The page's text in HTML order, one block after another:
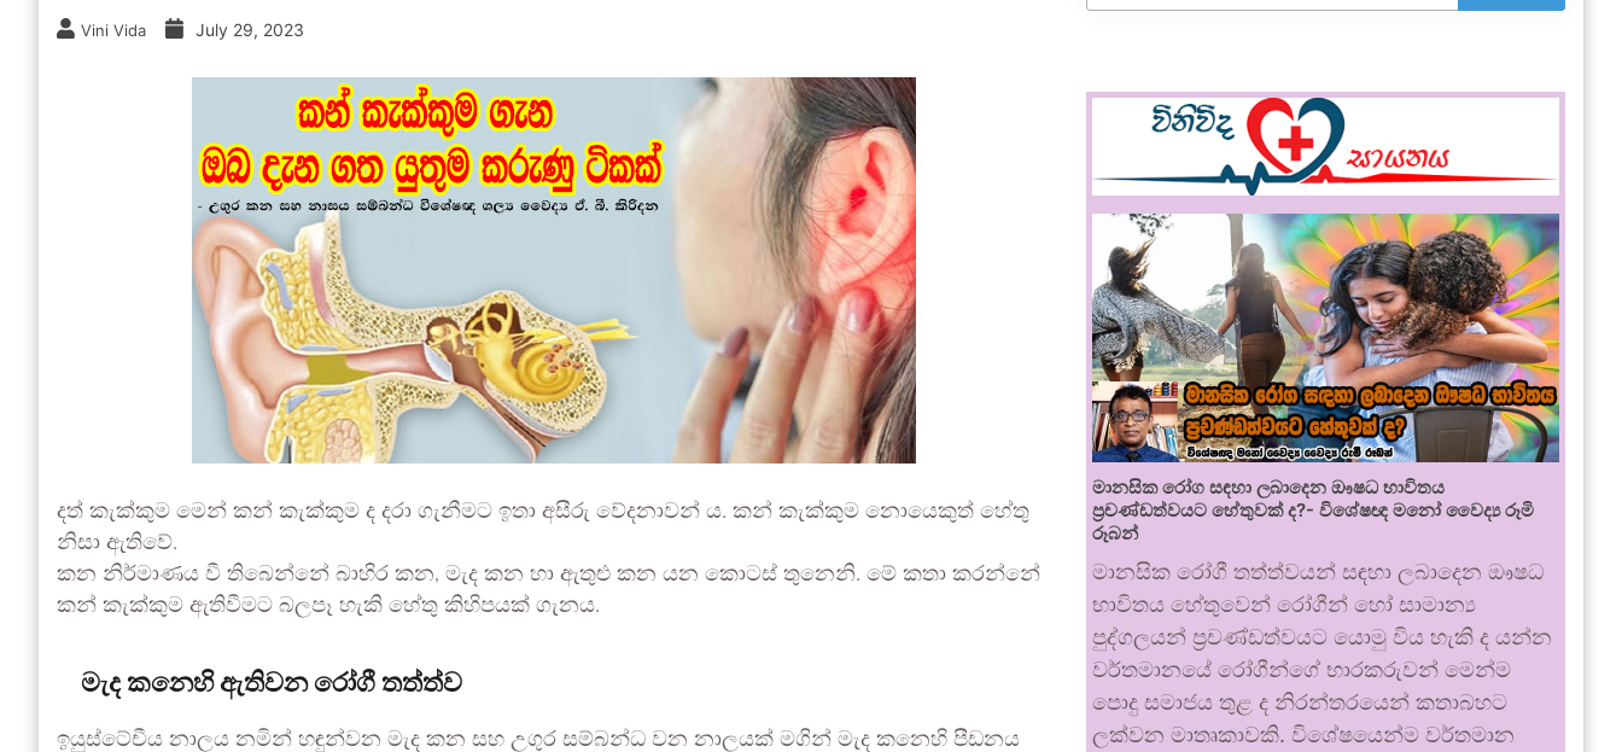
Vini Vida July 29, 2023
දත් කැක්කුම මෙන් කන් කැක්කුම ද දරා ගැනීමට ඉතා අසීරු වේදනාවන් ය. කන් කැක්කුම නොයෙකුත් හේතු
නිසා ඇතිවේ.
කන නිර්මාණය වී තිබෙන්නේ බාහිර කන, මැද කන හා ඇතුළු කන යන කොටස් තුනෙනි. මේ කතා කරන්නේ
කන් කැක්කුම ඇතිවීමට බලපෑ හැකි හේතු කිහිපයක් ගැනය.
මැද කනෙහි ඇතිවන රෝගී තත්ත්ව
ඉයුස්ටේචීය නාලය නමින් හඳුන්වන මැද කන සහ උගුර සම්බන්ධ වන නාලයක් මගින් මැද කනෙහි පීඩනය
මානසික රෝග සඳහා ලබාදෙන ඖෂධ භාවිතය
ප්‍රචණ්ඩත්වයට හේතුවක් ද?- විශේෂඥ මනෝ වෛද්‍ය රූමි
රූබන්
මානසික රෝගී තත්ත්වයන් සඳහා ලබාදෙන ඖෂධ
භාවිතය හේතුවෙන් රෝගීන් හෝ සාමාන්‍ය
පුද්ගලයන් ප්‍රචණ්ඩත්වයට යොමු විය හැකි ද යන්න
වර්තමානයේ රෝගීන්ගේ භාරකරුවන් මෙන්ම
පොදු සමාජය තුළ ද නිරන්තරයෙන් කතාබහට
ලක්වන මාතෘකාවකි. විශේෂයෙන්ම වර්තමාන